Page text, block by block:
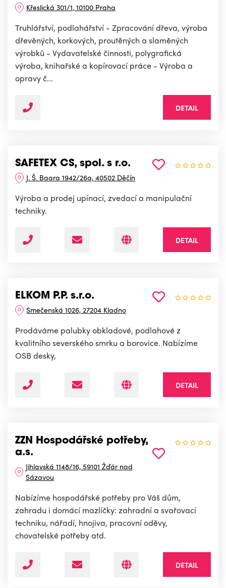
Křeslická 301/1, 10100 Praha
Truhlářství, podlahářství - Zpracování dřeva, výroba
dřevěných, korkových, proutěných a slaměných
výrobků - Vydavatelské činnosti, polygrafická
výroba, knihařské a kopírovací práce - Výroba a
opravy č...
DETAIL
SAFETEX CS, spol. s r.o.
J. Š. Baara 1942/26a, 40502 Děčín
Výroba a prodej upínací, zvedací a manipulační
techniky.
DETAIL
ELKOM P.P. s.r.o.
Smečenská 1026, 27204 Kladno
Prodáváme palubky obkladové, podlahové z
kvalitního severského smrku a borovice. Nabízíme
OSB desky,
DETAIL
ZZN Hospodářské potřeby,
a.s.
Jihlavská 1148/16, 59101 Žďár nad
Sázavou
Nabízíme hospodářské potřeby pro Váš dům,
zahradu i domácí mazlíčky: zahradní a svařovací
techniku, nářadí, hnojiva, pracovní oděvy,
chovatelské potřeby atd.
DETAIL